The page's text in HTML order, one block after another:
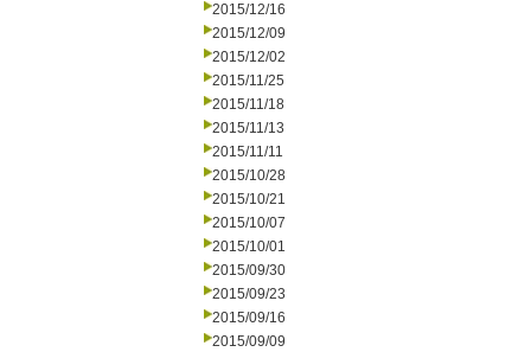
2015/12/16
2015/12/09
2015/12/02
2015/11/25
2015/11/18
2015/11/13
2015/11/11
2015/10/28
2015/10/21
2015/10/07
2015/10/01
2015/09/30
2015/09/23
2015/09/16
2015/09/09